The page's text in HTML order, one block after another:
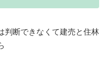
判断できなくて建売と住林